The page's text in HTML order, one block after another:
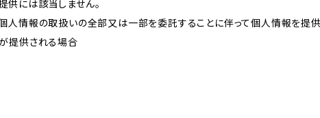
供には該当しません。
人情報の取扱いの全部又は一部を委託することに伴って個人情報を提
提供される場合